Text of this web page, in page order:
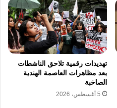
تهديدات رقمية تلاحق الناشطات
بعد مظاهرات العاصمة الهندية
الصاخبة
5 أغسطس، 2026